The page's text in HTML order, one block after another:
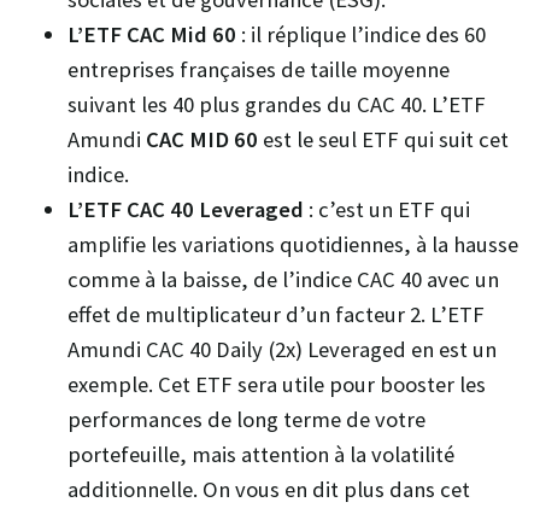
L’ETF CAC Mid 60 : il réplique l’indice des 60
entreprises françaises de taille moyenne
suivant les 40 plus grandes du CAC 40. L’ETF
Amundi CAC MID 60 est le seul ETF qui suit cet
indice.
L’ETF CAC 40 Leveraged : c’est un ETF qui
amplifie les variations quotidiennes, à la hausse
comme à la baisse, de l’indice CAC 40 avec un
effet de multiplicateur d’un facteur 2. L’ETF
Amundi CAC 40 Daily (2x) Leveraged en est un
exemple. Cet ETF sera utile pour booster les
performances de long terme de votre
portefeuille, mais attention à la volatilité
additionnelle. On vous en dit plus dans cet